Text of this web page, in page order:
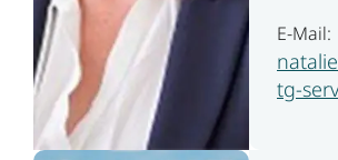
E-Mail:
tg-